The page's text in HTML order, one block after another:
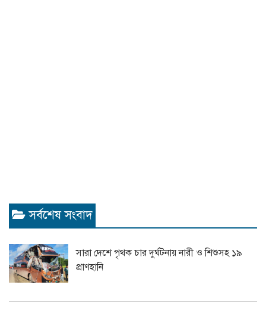
সর্বশেষ সংবাদ
সারা দেশে পৃথক চার দুর্ঘটনায় নারী ও শিশুসহ ১৯
প্রাণহানি